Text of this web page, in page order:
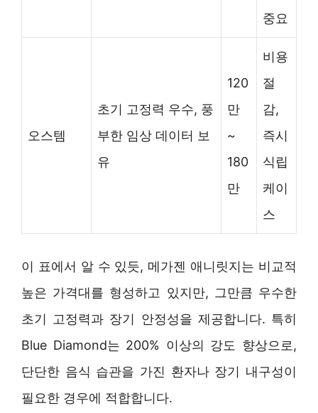
중요
오스템
초기 고정력 우수, 풍
부한 임상 데이터 보
유
120
만
~
180
만
비용
절
감,
즉시
식립
케이
스
이 표에서 알 수 있듯, 메가젠 애니릿지는 비교적
높은 가격대를 형성하고 있지만, 그만큼 우수한
초기 고정력과 장기 안정성을 제공합니다. 특히
Blue Diamond는 200% 이상의 강도 향상으로,
단단한 음식 습관을 가진 환자나 장기 내구성이
필요한 경우에 적합합니다.